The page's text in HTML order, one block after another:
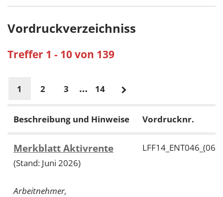
Vordruckverzeichniss
Treffer 1 - 10 von 139
1 2 3 … 14
Beschreibung und Hinweise Vordrucknr.
Merkblatt Aktivrente
(Stand: Juni 2026)
Arbeitnehmer,
LFF14_ENT046_(06/